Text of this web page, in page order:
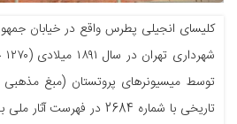
توسط میسیونرهای پروتستان (مبغ مذهبی
تاریخی با شماره 2684 در